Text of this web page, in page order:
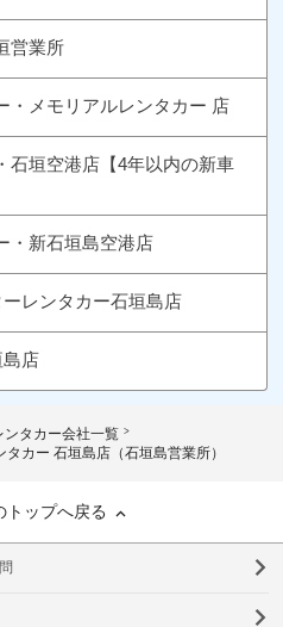
営業所
・メモリアルレンタカー 店
石垣空港店【4年以内の新車
・新石垣島空港店
レンタカー石垣島店
店
ンタカー会社一覧
タカー 石垣島店（石垣島営業所）
トップへ戻る